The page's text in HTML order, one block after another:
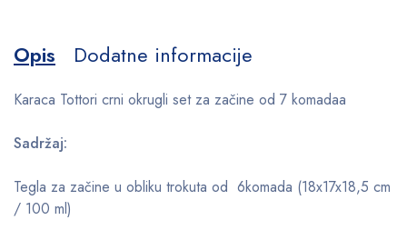
Opis Dodatne informacije
Karaca Tottori crni okrugli set za začine od 7 komadaa
Sadržaj:
Tegla za začine u obliku trokuta od 6komada (18x17x18,5 cm
/ 100 ml)